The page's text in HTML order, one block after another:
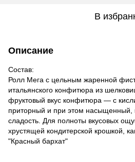
В
Описание
Состав:
Ролл Мега с цельным жаренной
итальянского конфитюра из
фруктовый вкус конфитюра — с
приторный и при этом насыщенный,
сладость. Для полноты вкусовых
хрустящей кондитерской крошкой,
"Красный бархат"